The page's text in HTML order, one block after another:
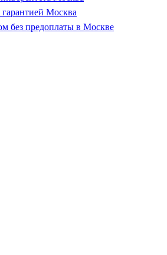
Москва
без предоплаты в Москве